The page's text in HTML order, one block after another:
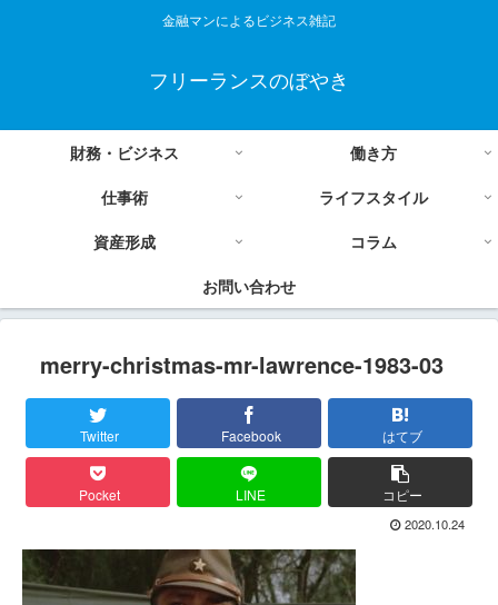
金融マンによるビジネス雑記
フリーランスのぼやき
財務・ビジネス
働き方
仕事術
ライフスタイル
資産形成
コラム
お問い合わせ
merry-christmas-mr-lawrence-1983-03
Twitter Facebook はてブ
Pocket LINE コピー
2020.10.24